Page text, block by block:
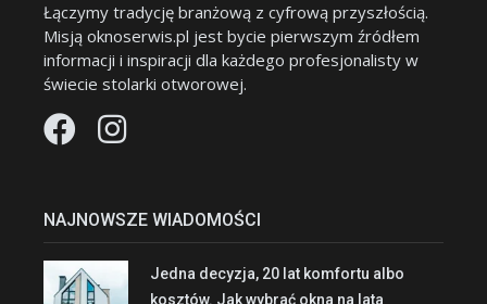
Łączymy tradycję branżową z cyfrową przyszłością.
Misją oknoserwis.pl jest bycie pierwszym źródłem
informacji i inspiracji dla każdego profesjonalisty w
świecie stolarki otworowej.
NAJNOWSZE WIADOMOŚCI
Jedna decyzja, 20 lat komfortu albo
kosztów. Jak wybrać okna na lata